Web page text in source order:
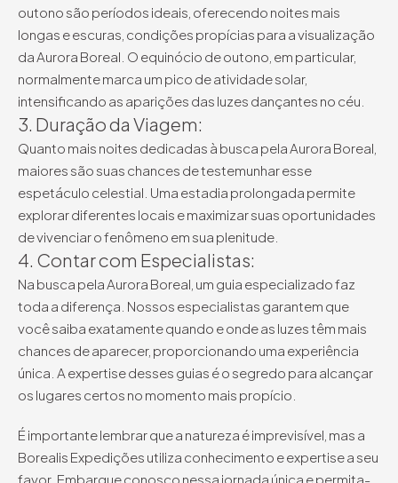
outono são períodos ideais, oferecendo noites mais
longas e escuras, condições propícias para a visualização
da Aurora Boreal. O equinócio de outono, em particular,
normalmente marca um pico de atividade solar,
intensificando as aparições das luzes dançantes no céu.
3. Duração da Viagem:
Quanto mais noites dedicadas à busca pela Aurora Boreal,
maiores são suas chances de testemunhar esse
espetáculo celestial. Uma estadia prolongada permite
explorar diferentes locais e maximizar suas oportunidades
de vivenciar o fenômeno em sua plenitude.
4. Contar com Especialistas:
Na busca pela Aurora Boreal, um guia especializado faz
toda a diferença. Nossos especialistas garantem que
você saiba exatamente quando e onde as luzes têm mais
chances de aparecer, proporcionando uma experiência
única. A expertise desses guias é o segredo para alcançar
os lugares certos no momento mais propício.
É importante lembrar que a natureza é imprevisível, mas a
Borealis Expedições utiliza conhecimento e expertise a seu
favor. Embarque conosco nessa jornada única e permita-